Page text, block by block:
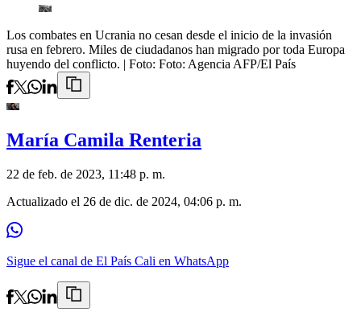
Los combates en Ucrania no cesan desde el inicio de la invasión
rusa en febrero. Miles de ciudadanos han migrado por toda Europa
huyendo del conflicto. | Foto: Foto: Agencia AFP/El País
María Camila Renteria
22 de feb. de 2023, 11:48 p. m.
Actualizado el 26 de dic. de 2024, 04:06 p. m.
Sigue el canal de El País Cali en WhatsApp